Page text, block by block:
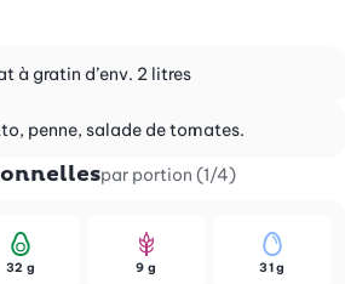
à gratin d’env. 2 litres
penne, salade de tomates.
par portion (1/4)
32 g 9 g 31 g